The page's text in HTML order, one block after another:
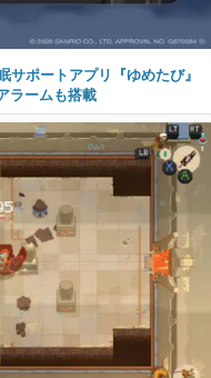
ポートアプリ『ゆめたび』
ラームも搭載